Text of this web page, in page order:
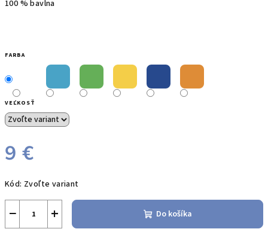
100 % bavlna
FARBA
VEĽKOSŤ
9 €
cena:
Kód: Zvoľte variant
+
− Do košíka